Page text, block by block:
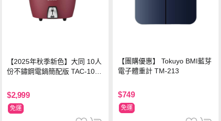
【2025年秋季新色】大同 10人
份不鏽鋼電鍋簡配版 TAC-10L-
$2,999
免運
【團購優惠】 Tokuyo BMI藍芽
電子體重計 TM-213
$749
免運